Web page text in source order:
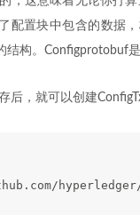
配置块中包含的数据
结构。Configprotobuf
后，就可以创建